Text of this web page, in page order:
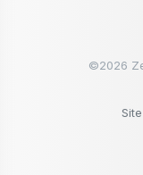
©2026